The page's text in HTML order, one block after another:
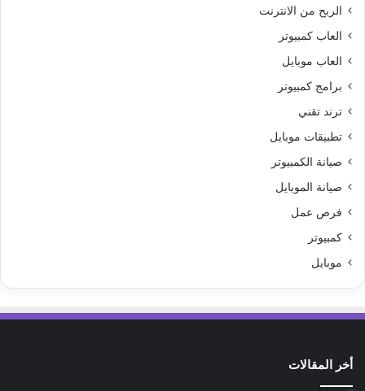
الربح من الانترنت
العاب كمبيوتر
العاب موبايل
برامج كمبيوتر
ترند تقني
تطبيقات موبايل
صيانة الكمبيوتر
صيانة الموبايل
فرص عمل
كمبيوتر
موبايل
أخر المقالات